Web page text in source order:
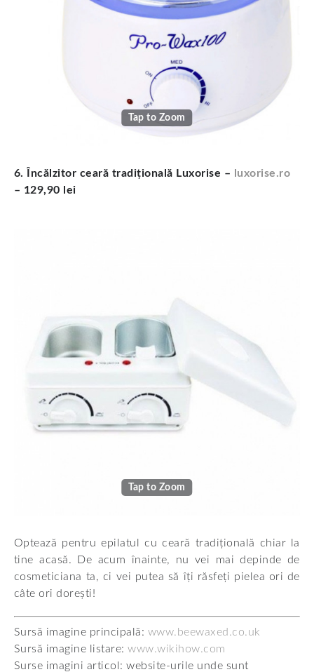
Tap to Zoom
6. Încălzitor ceară tradițională Luxorise –
luxorise.ro
– 129,90 lei
Tap to Zoom
Optează pentru epilatul cu ceară tradițională chiar la
tine acasă. De acum înainte, nu vei mai depinde de
cosmeticiana ta, ci vei putea să îți răsfeți pielea ori de
câte ori dorești!
Sursă imagine principală: www.beewaxed.co.uk
Sursă imagine listare:www.wikihow.com
Surse imagini articol: website-urile unde sunt